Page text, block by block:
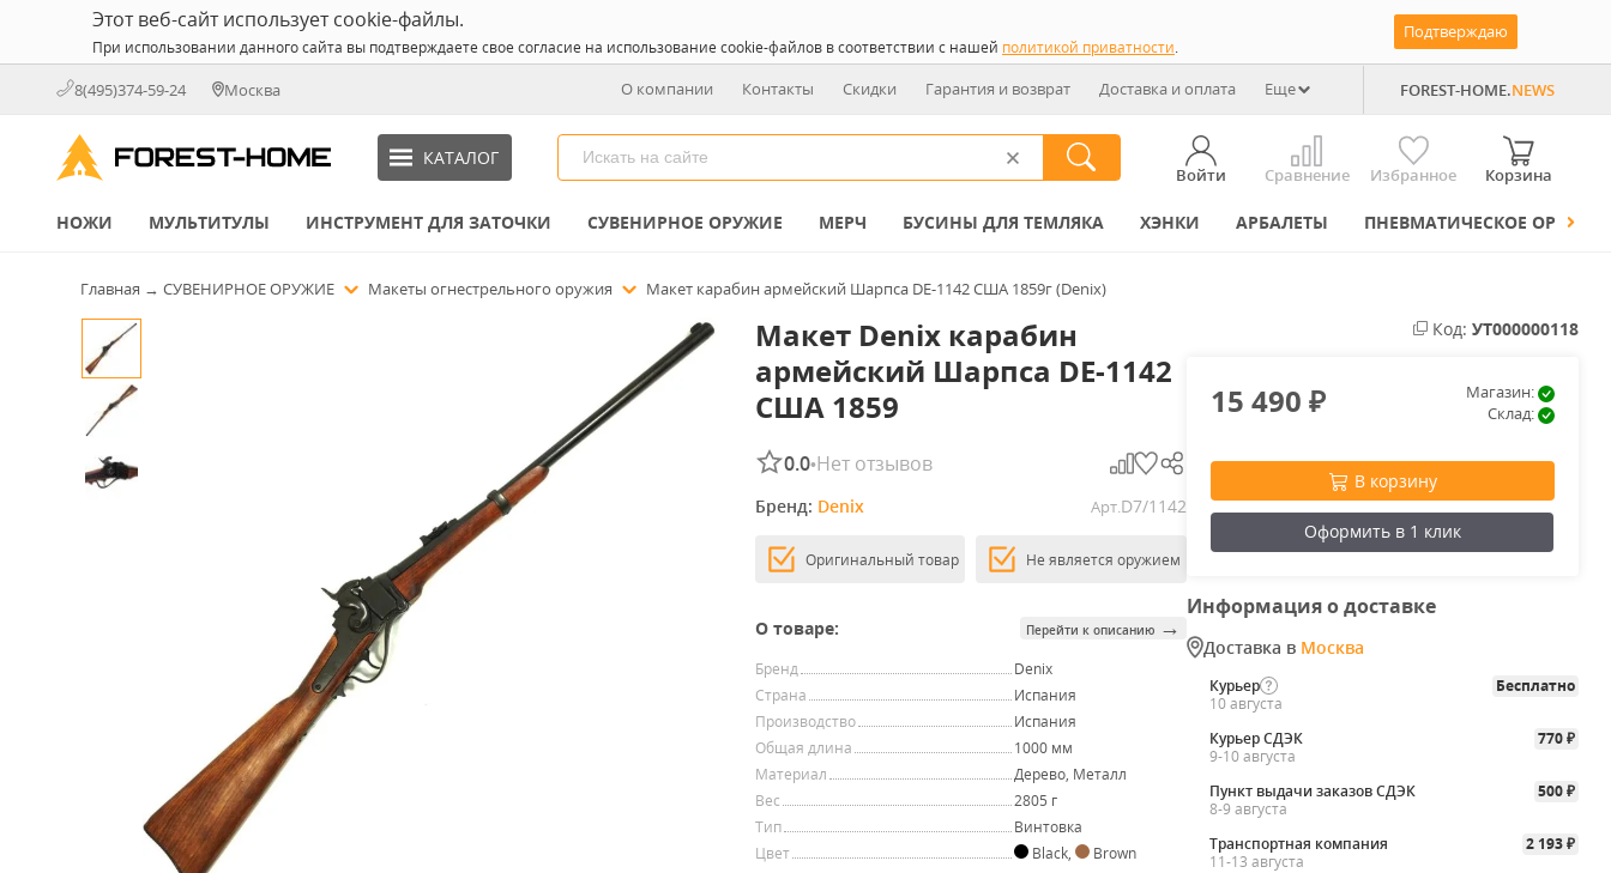
Этот веб-сайт использует cookie-файлы.
При использовании данного сайта вы подтверждаете свое согласие на использование cookie-файлов в соответствии с нашей политикой приватности.
Подтверждаю
8(495)374-59-24 Москва О компании Контакты Скидки Гарантия и возврат Доставка и оплата Еще FOREST-HOME.NEWS
КАТАЛОГ
Войти Сравнение Избранное Корзина
НОЖИ МУЛЬТИТУЛЫ ИНСТРУМЕНТ ДЛЯ ЗАТОЧКИ СУВЕНИРНОЕ ОРУЖИЕ МЕРЧ БУСИНЫ ДЛЯ ТЕМЛЯКА ХЭНКИ АРБАЛЕТЫ ПНЕВМАТИЧЕСКОЕ ОРУЖИЕ
Главная → СУВЕНИРНОЕ ОРУЖИЕ Макеты огнестрельного оружия Макет карабин армейский Шарпса DE-1142 США 1859г (Denix)
Макет Denix карабин
армейский Шарпса DE-1142
США 1859
0.0•Нет отзывов
Бренд: Denix Арт.D7/1142
Оригинальный товар Не является оружием
О товаре: Перейти к описанию →
Бренд
Denix
Страна
Испания
Производство
Испания
Общая длина
1000 мм
Материал
Дерево, Металл
Вес
2805 г
Тип
Винтовка
Цвет
Black, Brown
Код: УТ000000118
15 490₽
Магазин:
Склад:
В корзину
Оформить в 1 клик
Информация о доставке
Доставка в Москва
Курьер
Бесплатно
10 августа
Курьер СДЭК
770 ₽
9-10 августа
Пункт выдачи заказов СДЭК
500 ₽
8-9 августа
Транспортная компания
2 193 ₽
11-13 августа